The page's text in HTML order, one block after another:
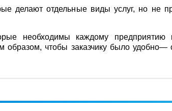
делают отдельные виды услуг, но не
необходимы каждому предприятию
образом, чтобы заказчику было удобно—